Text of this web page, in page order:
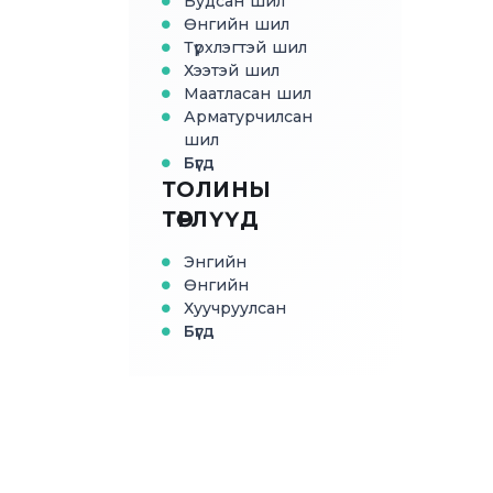
Өнгийн шил
Түрхлэгтэй шил
Хээтэй шил
Маатласан шил
Арматурчилсан
шил
Бүгд
ТОЛИНЫ
ТӨРЛҮҮД
Энгийн
Өнгийн
Хуучруулсан
Бүгд